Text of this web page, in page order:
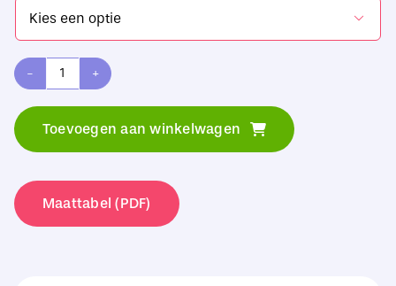

Russell
Sweatshirt
Toevoegen aan winkelwagen
Maattabel (PDF)